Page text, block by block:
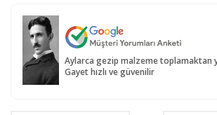
Aylarca gezip malzeme toplamaktan
Gayet hızlı ve güvenilir